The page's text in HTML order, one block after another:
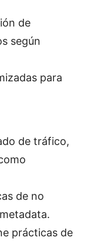
de
según
para
de tráfico,
de no
prácticas de